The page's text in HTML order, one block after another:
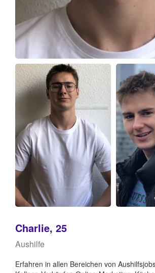
Charlie, 25
Aushilfe
Erfahren in allen Bereichen von